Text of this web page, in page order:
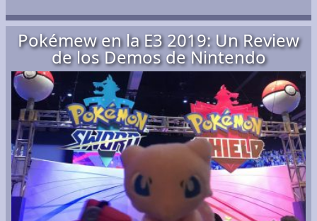
Pokémew en la E3 2019: Un Review
de los Demos de Nintendo